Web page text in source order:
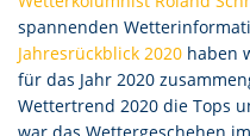
spannenden
Jahresrückblick 2020 haben
für das Jahr 2020
Wettertrend 2020 die Tops